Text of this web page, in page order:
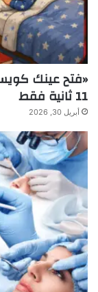
«فتح عينك
11 ثانية فقط
أبريل 30, 2026